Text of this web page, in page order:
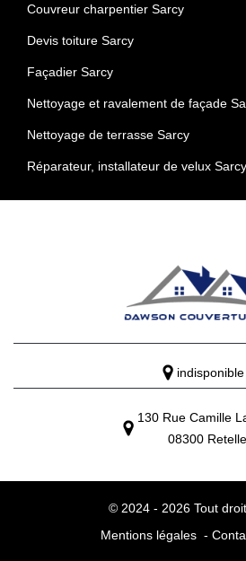
Couvreur charpentier Sarcy
Devis toiture Sarcy
Façadier Sarcy
Nettoyage et ravalement de façade
Nettoyage de terrasse Sarcy
Réparateur, installateur de velux Sarcy
indisponible
130 Rue Camille
08300
© 2024 - 2026 Tout
Mentions légales -